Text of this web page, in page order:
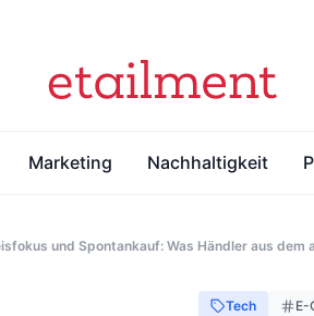
Marketing Nachhaltigkeit
und Spontankauf: Was Händler aus dem
Tech E-